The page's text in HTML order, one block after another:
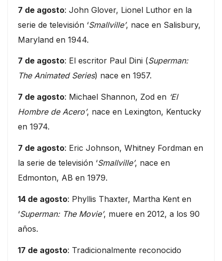
7 de agosto: John Glover, Lionel Luthor en la
serie de televisión ‘Smallville’, nace en Salisbury,
Maryland en 1944.
7 de agosto: El escritor Paul Dini (Superman:
The Animated Series) nace en 1957.
7 de agosto: Michael Shannon, Zod en ‘El
Hombre de Acero’, nace en Lexington, Kentucky
en 1974.
7 de agosto: Eric Johnson, Whitney Fordman en
la serie de televisión ‘Smallville’, nace en
Edmonton, AB en 1979.
14 de agosto: Phyllis Thaxter, Martha Kent en
‘Superman: The Movie’, muere en 2012, a los 90
años.
17 de agosto: Tradicionalmente reconocido